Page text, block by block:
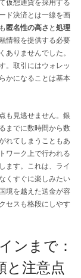
仮想通貨を採用する
ド決済とは一線を画
匿名性の高さ と処理
情報を提供する必要
りませんでした。
。取引にはウォレッ
かになることは基本
点も見逃せません。銀
までに数時間から数
れてしまうこともあ
ワーク上で行われる
ます。これは、ライ
くすぐに楽しみたい
境を越えた送金が容
セスも格段にしやす
ンまで：
と注意点